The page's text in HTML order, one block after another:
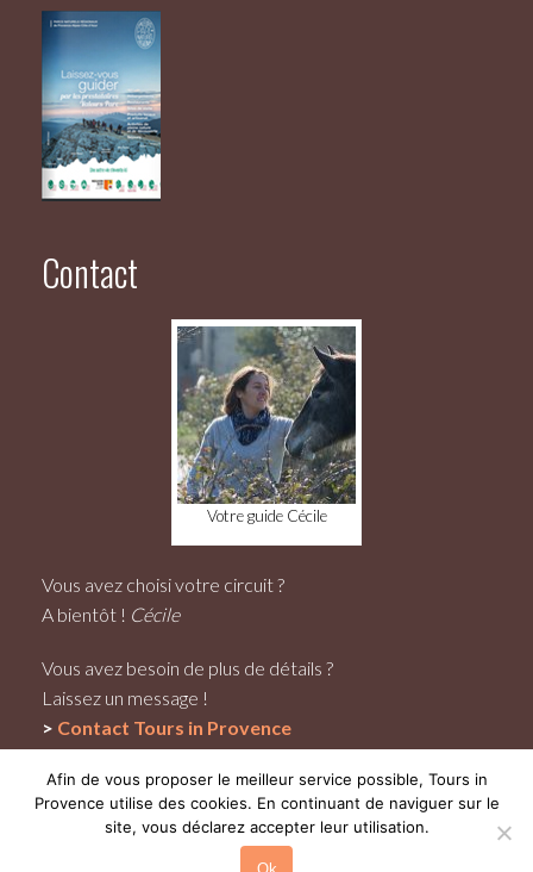
Contact
Votre guide Cécile
Vous avez choisi votre circuit ?
A bientôt ! Cécile
Vous avez besoin de plus de détails ?
Laissez un message !
> Contact Tours in Provence
© Tous droits réservés – Mentions légales
Afin de vous proposer le meilleur service possible, Tours in
Provence utilise des cookies. En continuant de naviguer sur le
site, vous déclarez accepter leur utilisation.